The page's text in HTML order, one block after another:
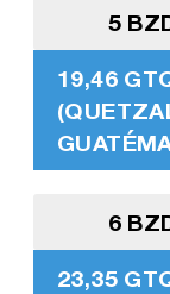
5
19,46
6
23,35